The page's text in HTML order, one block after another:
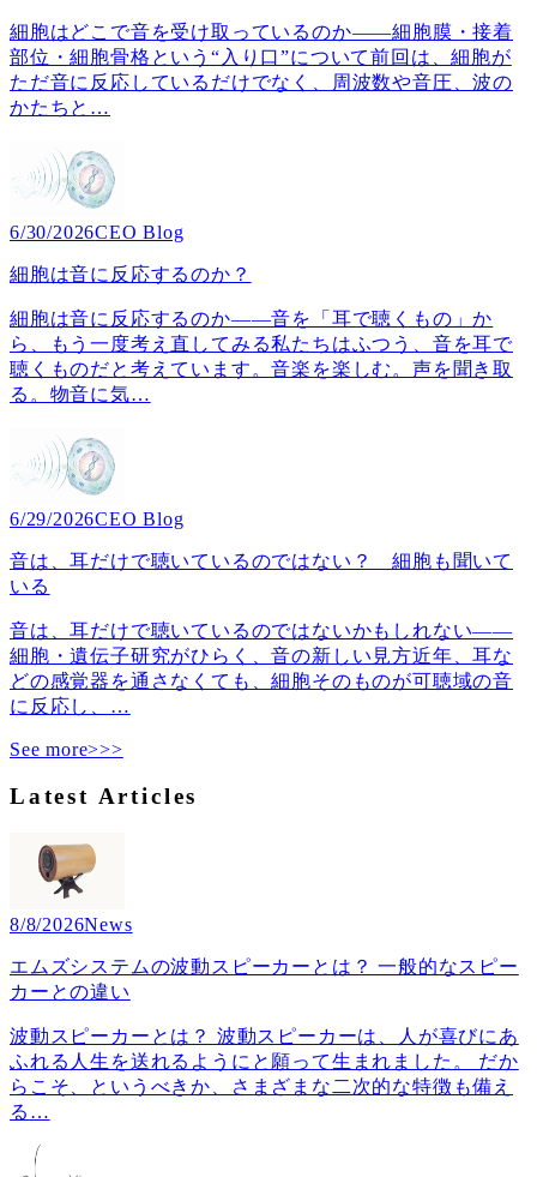
細胞はどこで音を受け取っているのか――細胞膜・接着
部位・細胞骨格という“入り口”について前回は、細胞が
ただ音に反応しているだけでなく、周波数や音圧、波の
かたちと …
6/30/2026CEO Blog
細胞は音に反応するのか？
細胞は音に反応するのか――音を「耳で聴くもの」か
ら、もう一度考え直してみる私たちはふつう、音を耳で
聴くものだと考えています。音楽を楽しむ。声を聞き取
る。物音に気…
6/29/2026CEO Blog
音は、耳だけで聴いているのではない？ 細胞も聞いて
いる
音は、耳だけで聴いているのではないかもしれない――
細胞・遺伝子研究がひらく、音の新しい見方近年、耳な
どの感覚器を通さなくても、細胞そのものが可聴域の音
に反応し、 …
See more>>>
Latest Articles
8/8/2026News
エムズシステムの波動スピーカーとは？ 一般的なスピー
カーとの違い
波動スピーカーとは？ 波動スピーカーは、人が喜びにあ
ふれる人生を送れるようにと願って生まれました。 だか
らこそ、というべきか、さまざまな二次的な特徴も備え
る …